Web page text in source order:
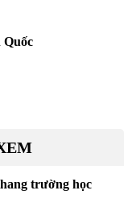
Quốc
trường học